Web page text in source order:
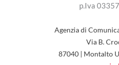
p.Iva
Agenzia di
Via B.
87040 | Montalto